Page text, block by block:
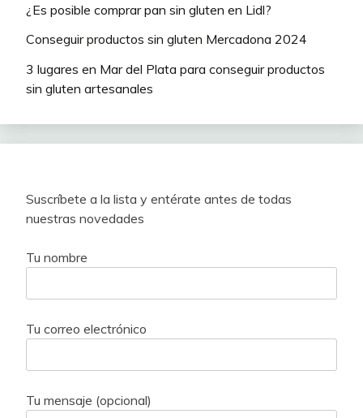
¿Es posible comprar pan sin gluten en Lidl?
Conseguir productos sin gluten Mercadona 2024
3 lugares en Mar del Plata para conseguir productos
sin gluten artesanales
Suscríbete a la lista y entérate antes de todas
nuestras novedades
Tu nombre
Tu correo electrónico
Tu mensaje (opcional)